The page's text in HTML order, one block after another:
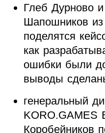
Глеб Дурново
Шапошников
поделятся
как
ошибки были
выводы
генеральный
KORO.GAMES
Коробейников